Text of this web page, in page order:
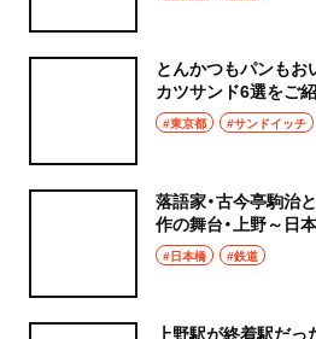
とんかつもパンもお
カツサンド6選をご
#東京都 #サンドイッチ
落語家・古今亭駒治
作の舞台・上野～日
#日本橋 #鉄道
上野駅が終着駅だっ